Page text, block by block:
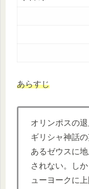
あらすじ
オリンポスの
ギリシャ神話
あるゼウスに
されない。し
ューヨークに